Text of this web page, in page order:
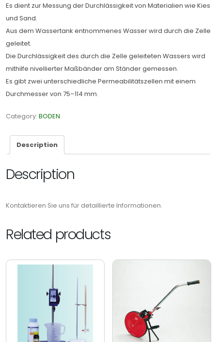
Es dient zur Messung der Durchlässigkeit von Materialien wie Kies
und Sand.
Aus dem Wassertank entnommenes Wasser wird durch die Zelle
geleitet.
Die Durchlässigkeit des durch die Zelle geleiteten Wassers wird
mithilfe nivellierter Maßbänder am Ständer gemessen.
Es gibt zwei unterschiedliche Permeabilitätszellen mit einem
Durchmesser von 75–114 mm.
Category: BODEN
Description
Description
Kontaktieren Sie uns für detaillierte Informationen.
Related products